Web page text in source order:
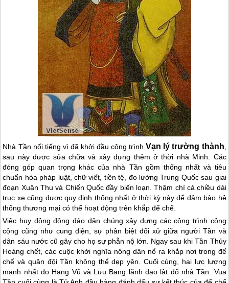
Nhà Tần nổi tiếng vì đã khởi đầu công trìnhVạn lý trường thành
sau này được sửa chữa và xây dựng thêm ở thời nhà Minh. Các
đóng góp quan trọng khác của nhà Tần gồm thống nhất và tiêu
chuẩn hóa pháp luật, chữ viết, tiền tệ, đo lườngTrung Quốcsau giai
đoạn Xuân Thu và Chiến Quốc đầy biến loạn. Thậm chí cả chiều dài
trục xe cũng được quy định thống nhất ở thời kỳ này để đảm bảo hệ
thống thương mại có thể hoạt động trên khắp đế chế.
Việc huy động đông đảo dân chúng xây dựng các công trình công
cộng cũng như cung điện, sự phân biệt đối xử giữa người Tần và
dân sáu nước cũ gây cho họ sự phẫn nộ lớn. Ngay sau khi Tần Thủy
Hoàng chết, các cuộc khởi nghĩa nông dân nổ ra khắp nơi trong đế
chế và quân đội Tần không thể dẹp yên. Cuối cùng, hai lực lượng
mạnh nhất do Hạng Vũ và Lưu Bang lãnh đạo lật đổ nhà Tần. Vua